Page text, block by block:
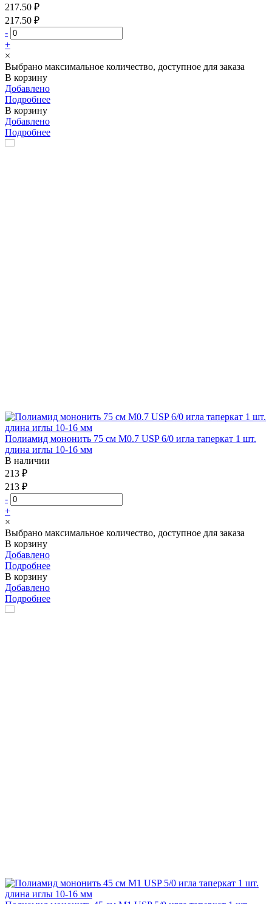
217.50 ₽
217.50 ₽
-
+
×
Выбрано максимальное количество, доступное для заказа
В корзину
Добавлено
Подробнее
В корзину
Добавлено
Подробнее
Полиамид мононить 75 см М0.7 USP 6/0 игла таперкат 1 шт.
длина иглы 10-16 мм
В наличии
213 ₽
213 ₽
-
+
×
Выбрано максимальное количество, доступное для заказа
В корзину
Добавлено
Подробнее
В корзину
Добавлено
Подробнее